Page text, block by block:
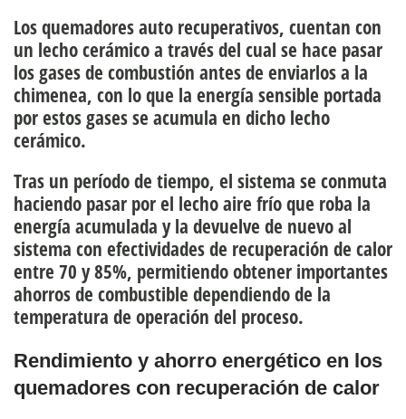
Los quemadores auto recuperativos, cuentan con
un lecho cerámico a través del cual se hace pasar
los gases de combustión antes de enviarlos a la
chimenea, con lo que la energía sensible portada
por estos gases se acumula en dicho lecho
cerámico.
Tras un período de tiempo, el sistema se conmuta
haciendo pasar por el lecho aire frío que roba la
energía acumulada y la devuelve de nuevo al
sistema con efectividades de recuperación de calor
entre 70 y 85%, permitiendo obtener importantes
ahorros de combustible dependiendo de la
temperatura de operación del proceso.
Rendimiento y ahorro energético en los
quemadores con recuperación de calor